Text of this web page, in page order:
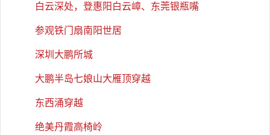
白云深处，登惠阳白云嶂、东莞银瓶嘴
参观铁门扇南阳世居
深圳大鹏所城
大鹏半岛七娘山大雁顶穿越
东西涌穿越
绝美丹霞高椅岭